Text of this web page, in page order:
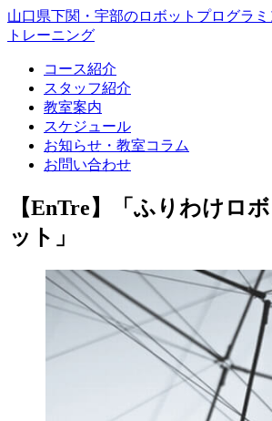
山口県下関・宇部のロボットプログラミ
トレーニング
コース紹介
スタッフ紹介
教室案内
スケジュール
お知らせ・教室コラム
お問い合わせ
【EnTre】「ふりわけロボ
ット」